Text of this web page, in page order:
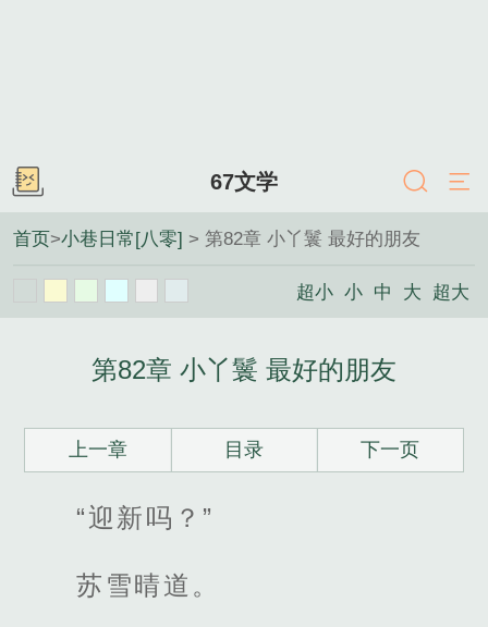
67文学
首页>小巷日常[八零] > 第82章 小丫鬟 最好的朋友
超小 小 中 大 超大
第82章 小丫鬟 最好的朋友
上一章 目录 下一页
“迎新吗？”
苏雪晴道。